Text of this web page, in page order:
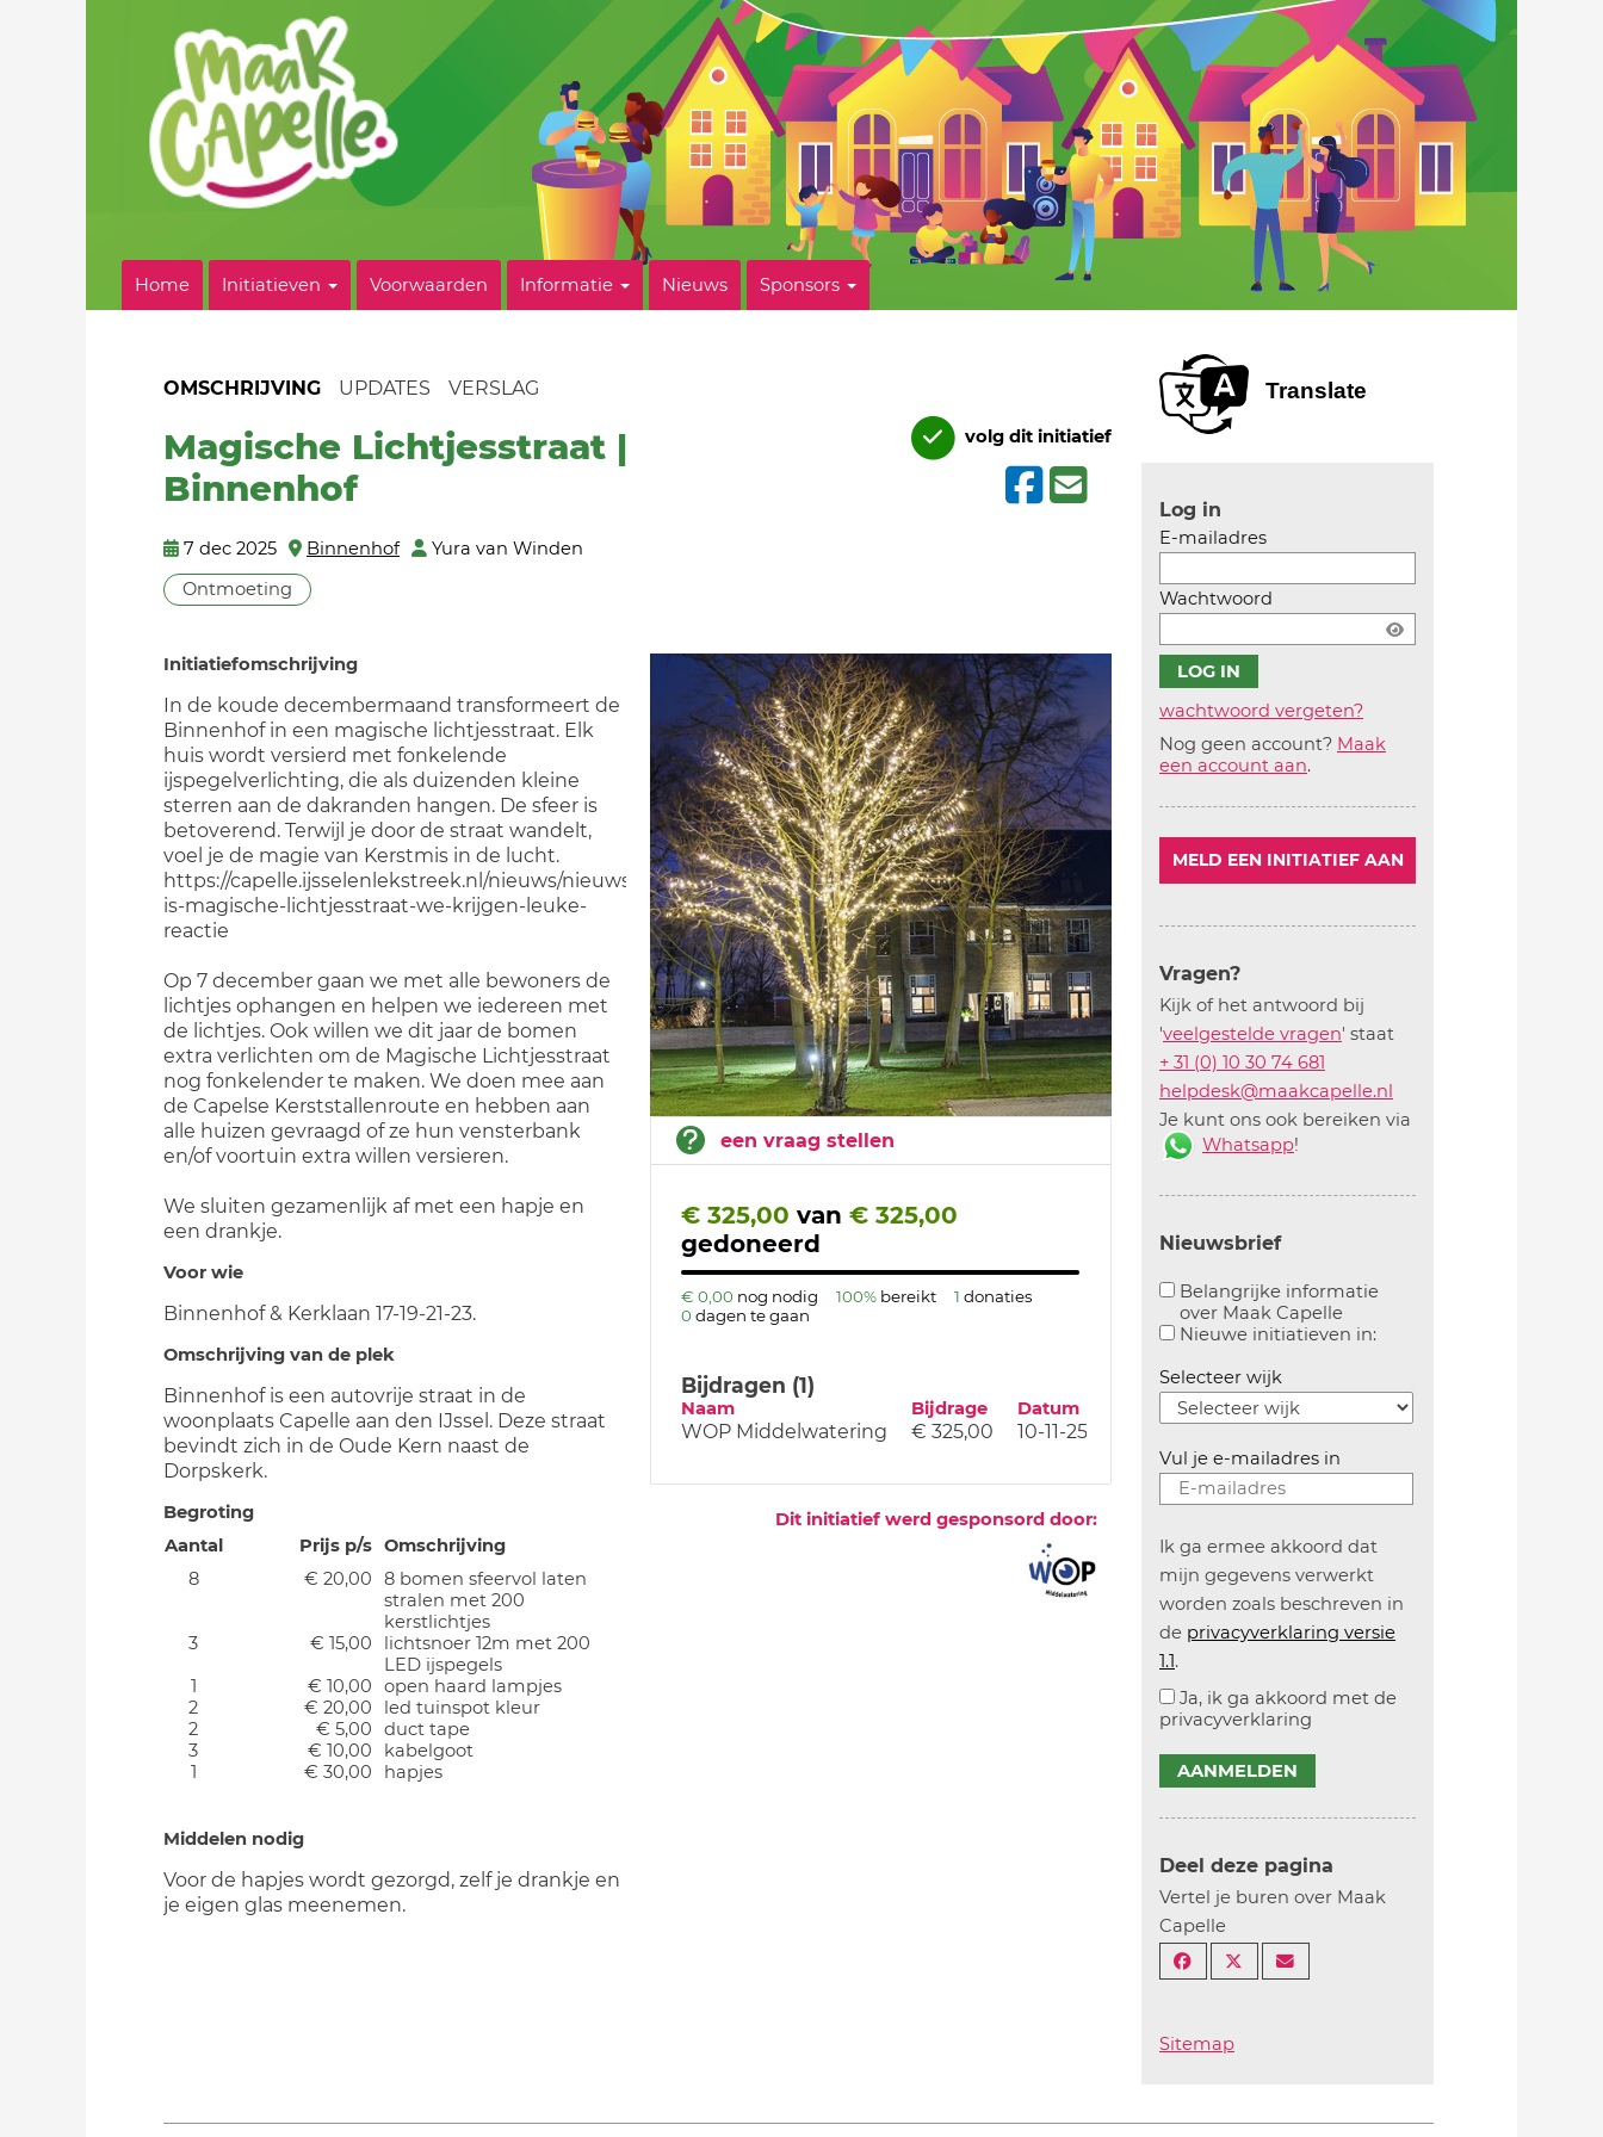
Home Initiatieven Voorwaarden Informatie Nieuws Sponsors
OMSCHRIJVING UPDATES VERSLAG
Magische Lichtjesstraat |
Binnenhof
7 dec 2025 Binnenhof
Yura van Winden
Ontmoeting
volg dit initiatief
een vraag stellen
€ 325,00 van € 325,00
gedoneerd
€ 0,00 nog nodig 100% bereikt 1 donaties
0 dagen te gaan
Bijdragen (1)
Naam Bijdrage Datum
WOP Middelwatering € 325,00 10-11-25
Dit initiatief werd gesponsord door:
Initiatiefomschrijving
In de koude decembermaand transformeert de
Binnenhof in een magische lichtjesstraat. Elk
huis wordt versierd met fonkelende
ijspegelverlichting, die als duizenden kleine
sterren aan de dakranden hangen. De sfeer is
betoverend. Terwijl je door de straat wandelt,
voel je de magie van Kerstmis in de lucht.
https://capelle.ijsselenlekstreek.nl/nieuws/nieuws/408705/binnenhof-
is-magische-lichtjesstraat-we-krijgen-leuke-
reactie
Op 7 december gaan we met alle bewoners de
lichtjes ophangen en helpen we iedereen met
de lichtjes. Ook willen we dit jaar de bomen
extra verlichten om de Magische Lichtjesstraat
nog fonkelender te maken. We doen mee aan
de Capelse Kerststallenroute en hebben aan
alle huizen gevraagd of ze hun vensterbank
en/of voortuin extra willen versieren.
We sluiten gezamenlijk af met een hapje en
een drankje.
Voor wie
Binnenhof & Kerklaan 17-19-21-23.
Omschrijving van de plek
Binnenhof is een autovrije straat in de
woonplaats Capelle aan den IJssel. Deze straat
bevindt zich in de Oude Kern naast de
Dorpskerk.
Begroting
Aantal
Prijs p/s Omschrijving
8
€ 20,00
8 bomen sfeervol laten
stralen met 200
kerstlichtjes
3
€ 15,00
lichtsnoer 12m met 200
LED ijspegels
1
€ 10,00
open haard lampjes
2
€ 20,00
led tuinspot kleur
2
€ 5,00
duct tape
3
€ 10,00
kabelgoot
1
€ 30,00 hapjes
Middelen nodig
Voor de hapjes wordt gezorgd, zelf je drankje en
je eigen glas meenemen.
Translate
Log in
E-mailadres
Wachtwoord
wachtwoord vergeten?
Nog geen account? Maak
een account aan.
MELD EEN INITIATIEF AAN
Vragen?
Kijk of het antwoord bij
'veelgestelde vragen' staat
+ 31 (0) 10 30 74 681
helpdesk@maakcapelle.nl
Je kunt ons ook bereiken via
Whatsapp!
Nieuwsbrief
Belangrijke informatie
over Maak Capelle
Aanvinken om belangrijke informatie over
Nieuwe initiatieven in:Aanvinken om
Selecteer wijk
Vul je e-mailadres in
Ik ga ermee akkoord dat
mijn gegevens verwerkt
worden zoals beschreven in
de privacyverklaring versie
1.1.
Ja, ik ga akkoord met de
privacyverklaring
AANMELDEN
Deel deze pagina
Vertel je buren over Maak
Capelle
Sitemap